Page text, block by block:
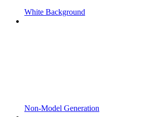
White Background
Non-Model Generation